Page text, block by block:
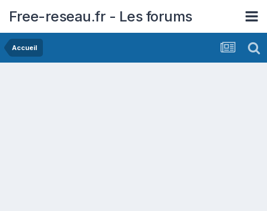
Free-reseau.fr - Les forums
Accueil